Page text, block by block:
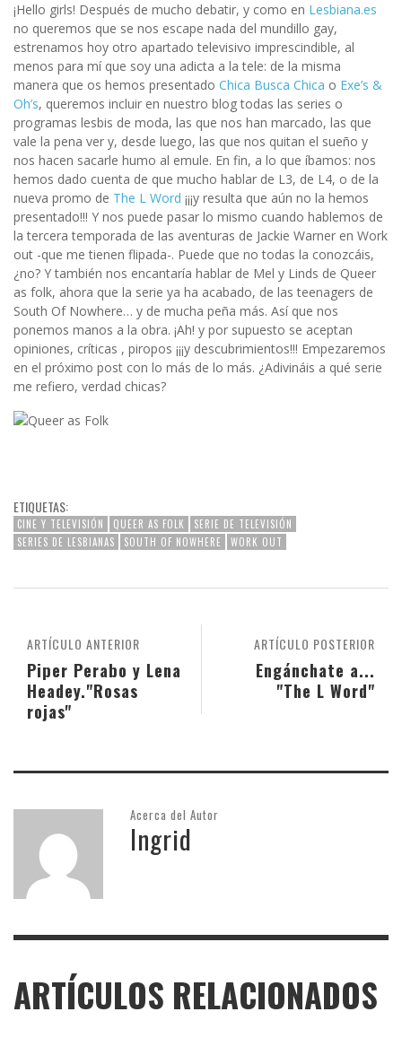
¡Hello girls! Después de mucho debatir, y como en Lesbiana.es
no queremos que se nos escape nada del mundillo gay,
estrenamos hoy otro apartado televisivo imprescindible, al
menos para mí que soy una adicta a la tele: de la misma
manera que os hemos presentado Chica Busca Chica o Exe’s &
Oh’s, queremos incluir en nuestro blog todas las series o
programas lesbis de moda, las que nos han marcado, las que
vale la pena ver y, desde luego, las que nos quitan el sueño y
nos hacen sacarle humo al emule. En fin, a lo que íbamos: nos
hemos dado cuenta de que mucho hablar de L3, de L4, o de la
nueva promo de The L Word ¡¡¡y resulta que aún no la hemos
presentado!!! Y nos puede pasar lo mismo cuando hablemos de
la tercera temporada de las aventuras de Jackie Warner en Work
out -que me tienen flipada-. Puede que no todas la conozcáis,
¿no? Y también nos encantaría hablar de Mel y Linds de Queer
as folk, ahora que la serie ya ha acabado, de las teenagers de
South Of Nowhere… y de mucha peña más. Así que nos
ponemos manos a la obra. ¡Ah! y por supuesto se aceptan
opiniones, críticas , piropos ¡¡¡y descubrimientos!!! Empezaremos
en el próximo post con lo más de lo más. ¿Adivináis a qué serie
me refiero, verdad chicas?
ETIQUETAS:
CINE Y TELEVISIÓN QUEER AS FOLK
SERIE DE TELEVISIÓN
SERIES DE LESBIANAS
SOUTH OF NOWHERE WORK OUT
ARTÍCULO POSTERIOR
Engánchate a...
"The L Word"
ARTÍCULO ANTERIOR
Piper Perabo y Lena
Headey."Rosas
rojas"
Acerca del Autor
Ingrid
ARTÍCULOS RELACIONADOS